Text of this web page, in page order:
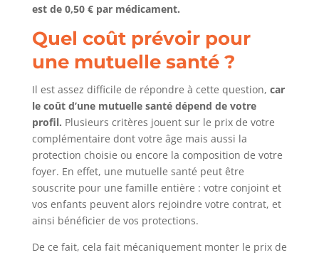
est de 0,50 € par médicament.
Quel coût prévoir pour
une mutuelle santé ?
Il est assez difficile de répondre à cette question, car
le coût d’une mutuelle santé dépend de votre
profil. Plusieurs critères jouent sur le prix de votre
complémentaire dont votre âge mais aussi la
protection choisie ou encore la composition de votre
foyer. En effet, une mutuelle santé peut être
souscrite pour une famille entière : votre conjoint et
vos enfants peuvent alors rejoindre votre contrat, et
ainsi bénéficier de vos protections.
De ce fait, cela fait mécaniquement monter le prix de